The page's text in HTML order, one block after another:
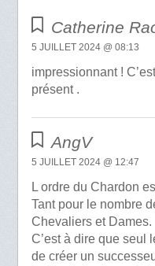
Catherine
5 JUILLET 2024 @ 08:13
impressionnant !
présent .
AngV
5 JUILLET 2024 @ 12:47
L ordre du Chardon
Tant pour le nombre
Chevaliers et Dames.
C’est à dire que seul
de créer un